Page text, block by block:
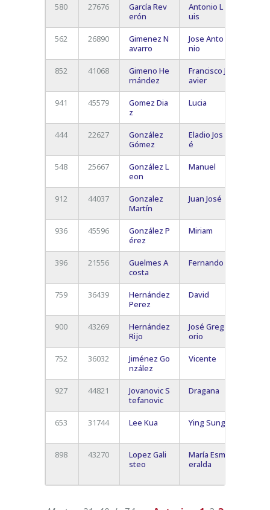
580 27676
García Rev
erón
Antonio L
uis
562 26890
Gimenez N
avarro
Jose Anto
nio
852 41068
Gimeno He
rnández
Francisco J
avier
941 45579
Gomez Dia
z
Lucia
444 22627
González
Gómez
Eladio Jos
é
548 25667
González L
eon
Manuel
912 44037
Gonzalez
Martín
Juan José
936 45596
González P
érez
Miriam
396 21556
Guelmes A
costa
Fernando
759 36439
Hernández
Perez
David
900 43269
Hernández
Rijo
José Greg
orio
752 36032
Jiménez Go
nzález
Vicente
927 44821
Jovanovic S
tefanovic
Dragana
653 31744 Lee Kua Ying Sung
898 43270
Lopez Gali
steo
María Esm
eralda